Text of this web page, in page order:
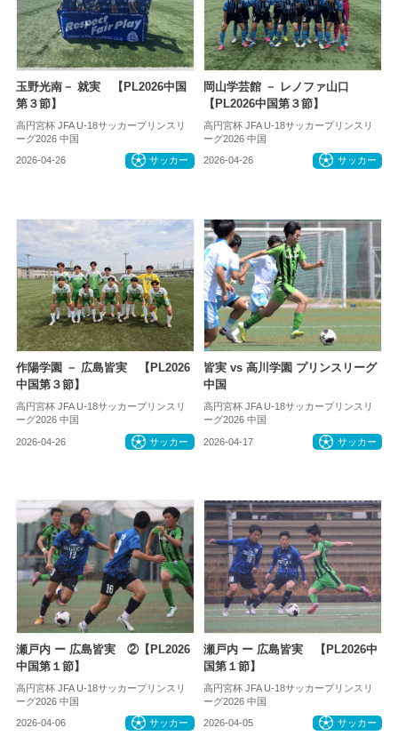
玉野光南－ 就実 【PL2026中国
第３節】
高円宮杯 JFA U-18サッカープリンスリ
ーグ2026 中国
2026-04-26 サッカー
岡山学芸館 － レノファ山口
【PL2026中国第３節】
高円宮杯 JFA U-18サッカープリンスリ
ーグ2026 中国
2026-04-26 サッカー
作陽学園 － 広島皆実 【PL2026
中国第３節】
高円宮杯 JFA U-18サッカープリンスリ
ーグ2026 中国
2026-04-26 サッカー
皆実 vs 高川学園 プリンスリーグ
中国
高円宮杯 JFA U-18サッカープリンスリ
ーグ2026 中国
2026-04-17 サッカー
瀬戸内 ー 広島皆実 ②【PL2026
中国第１節】
高円宮杯 JFA U-18サッカープリンスリ
ーグ2026 中国
2026-04-06 サッカー
瀬戸内 ー 広島皆実 【PL2026中
国第１節】
高円宮杯 JFA U-18サッカープリンスリ
ーグ2026 中国
2026-04-05 サッカー